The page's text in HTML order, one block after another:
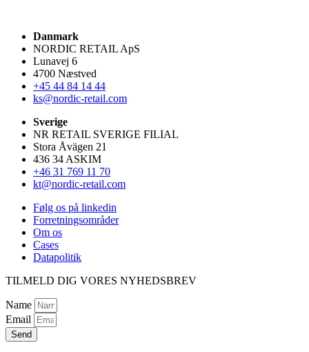
Danmark
NORDIC RETAIL ApS
Lunavej 6
4700 Næstved
+45 44 84 14 44
ks@nordic-retail.com
Sverige
NR RETAIL SVERIGE FILIAL
Stora Åvägen 21
436 34 ASKIM
+46 31 769 11 70
kt@nordic-retail.com
Følg os på linkedin
Forretningsområder
Om os
Cases
Datapolitik
TILMELD DIG VORES NYHEDSBREV
Name
Email
Send